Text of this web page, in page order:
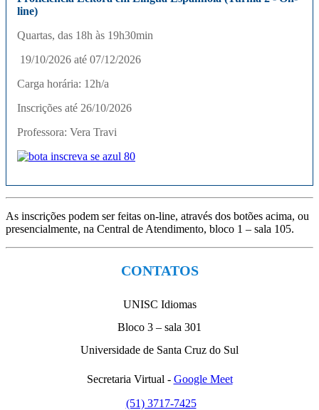
line)
Quartas, das 18h às 19h30min
19/10/2026 até 07/12/2026
Carga horária: 12h/a
Inscrições até 26/10/2026
Professora: Vera Travi
As inscrições podem ser feitas on-line, através dos botões acima, ou
presencialmente, na Central de Atendimento, bloco 1 – sala 105.
CONTATOS
UNISC Idiomas
Bloco 3 – sala 301
Universidade de Santa Cruz do Sul
Secretaria Virtual - Google Meet
(51) 3717-7425